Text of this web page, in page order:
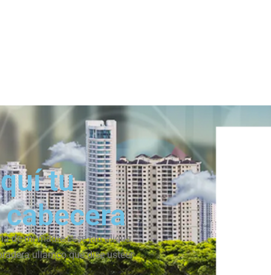
tu
de mi madre esse jarl aliqua
ullamco qué dise usteer